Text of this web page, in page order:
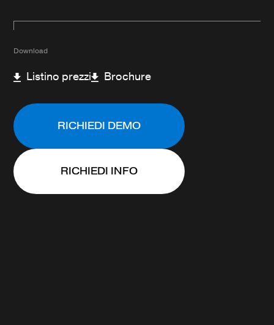
Download
Listino prezzi Brochure
RICHIEDI DEMO
RICHIEDI INFO